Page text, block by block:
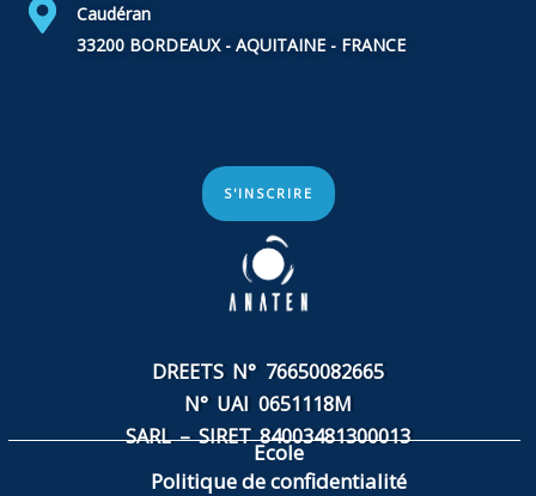
Caudéran
33200 BORDEAUX - AQUITAINE - FRANCE
S'INSCRIRE
DREETS N° 76650082665
N° UAI 0651118M
SARL – SIRET84003481300013
Ecole
Politique de confidentialité